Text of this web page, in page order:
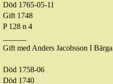
Död 1765-05-11
Gift 1748
P 128 n 4
Gift med Anders Jacobsson I Bärga
Död 1758-06
Död 1740